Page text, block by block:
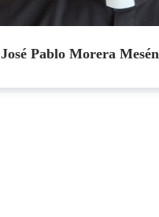
José Pablo Morera Mesén